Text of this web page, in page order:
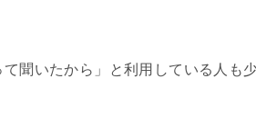
聞いたから」と利用している人も